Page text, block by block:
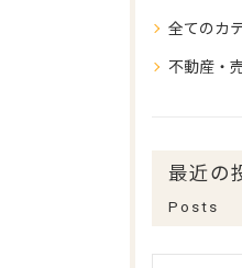
全てのカ
不動産・
最近の
Posts